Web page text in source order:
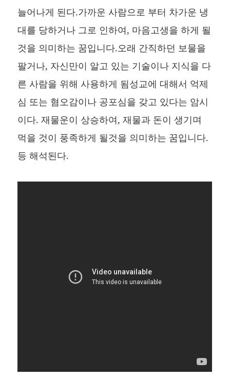
늘어나게 된다.가까운 사람으로 부터 차가운 냉
대를 당하거나 그로 인하여, 마음고생을 하게 될
것을 의미하는 꿈입니다.오래 간직하던 보물을
팔거나, 자신만이 알고 있는 기술이나 지식을 다
른 사람을 위해 사용하게 됨성교에 대해서 억제
심 또는 혐오감이나 공포심을 갖고 있다는 암시
이다. 재물운이 상승하여, 재물과 돈이 생기며
먹을 것이 풍족하게 될것을 의미하는 꿈입니다.
등 해석된다.